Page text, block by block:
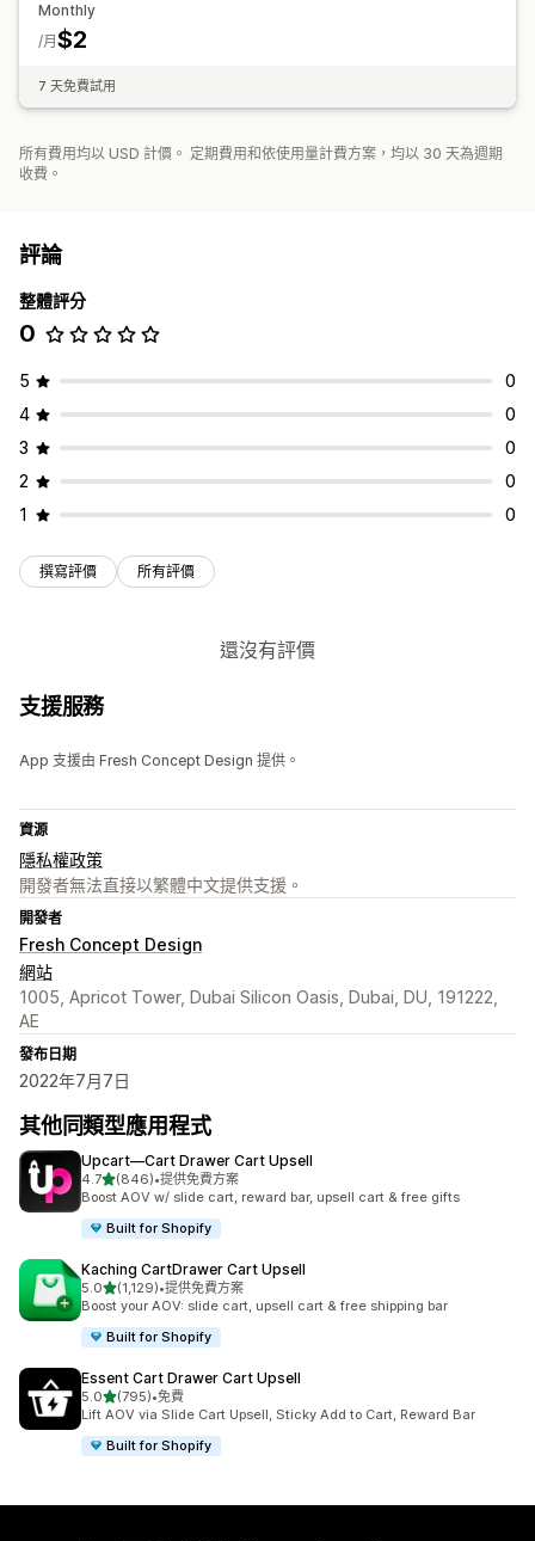
Monthly
$2
/月
7 天免費試用
所有費用均以 USD 計價。 定期費用和依使用量計費方案，均以 30 天為週期
收費。
評論
整體評分
0
5
0
4
0
3
0
2
0
1
0
撰寫評價 所有評價
還沒有評價
支援服務
App 支援由 Fresh Concept Design 提供。
資源
隱私權政策
開發者無法直接以繁體中文提供支援。
開發者
Fresh Concept Design
網站
1005, Apricot Tower, Dubai Silicon Oasis, Dubai, DU, 191222,
AE
發布日期
2022年7月7日
其他同類型應用程式
Upcart—Cart Drawer Cart Upsell
4.7滿分 5 顆星
(846)
共有 846 則評價
•提供免費方案
Boost AOV w/ slide cart, reward bar, upsell cart & free gifts
Built for Shopify
Kaching CartDrawer Cart Upsell
5.0滿分 5 顆星
(1,129)
共有 1129 則評價
•提供免費方案
Boost your AOV: slide cart, upsell cart & free shipping bar
Built for Shopify
Essent Cart Drawer Cart Upsell
5.0滿分 5 顆星
(795)
共有 795 則評價
•免費
Lift AOV via Slide Cart Upsell, Sticky Add to Cart, Reward Bar
Built for Shopify